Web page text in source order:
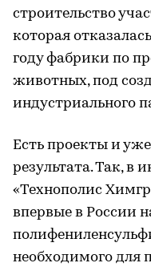
строительство
которая
году фабрики по
животных, под
индустриального
Есть проекты и
результата. Так, в
«Технополис
впервые в России
необходимого для